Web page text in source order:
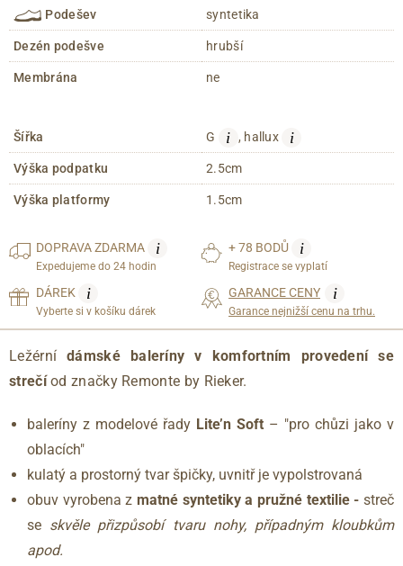
Podešev syntetika
Dezén podešve hrubší
Membrána ne
Šířka G i , hallux i
Výška podpatku 2.5cm
Výška platformy 1.5cm
DOPRAVAZDARMA i
Expedujeme do 24 hodin
+ 78 BODŮ i
Registrace se vyplatí
DÁREK i
Vyberte si v košíku dárek
GARANCE CENY i
Garance nejnižší cenu na trhu.
Ležérnídámské baleríny v komfortním provedení se
strečíod značky Remonte by Rieker.
baleríny z modelové řady Lite’n Soft – "pro chůzi jako v
oblacích"
kulatý a prostorný tvar špičky, uvnitř je vypolstrovaná
obuv vyrobena z matné syntetiky a pružné textilie - streč
se skvěle přizpůsobí tvaru nohy, případným kloubkům
apod.